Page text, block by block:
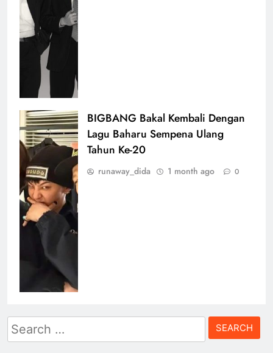
BIGBANG Bakal Kembali Dengan
Lagu Baharu Sempena Ulang
Tahun Ke-20
runaway_dida 1 month ago 0
Search
for: